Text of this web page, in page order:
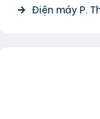
Điện máy P.